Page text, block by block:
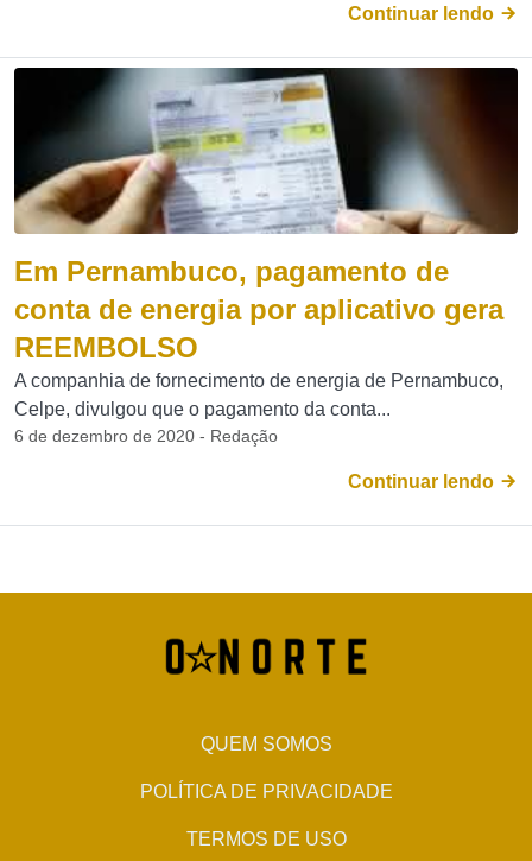
Continuar lendo
Em Pernambuco, pagamento de
conta de energia por aplicativo gera
REEMBOLSO
A companhia de fornecimento de energia de Pernambuco,
Celpe, divulgou que o pagamento da conta...
6 de dezembro de 2020 - Redação
Continuar lendo
QUEM SOMOS
POLÍTICA DE PRIVACIDADE
TERMOS DE USO